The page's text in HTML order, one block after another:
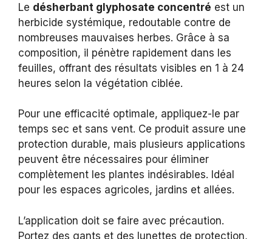
Le désherbant glyphosate concentré est un
herbicide systémique, redoutable contre de
nombreuses mauvaises herbes. Grâce à sa
composition, il pénètre rapidement dans les
feuilles, offrant des résultats visibles en 1 à 24
heures selon la végétation ciblée.
Pour une efficacité optimale, appliquez-le par
temps sec et sans vent. Ce produit assure une
protection durable, mais plusieurs applications
peuvent être nécessaires pour éliminer
complètement les plantes indésirables. Idéal
pour les espaces agricoles, jardins et allées.
L’application doit se faire avec précaution.
Portez des gants et des lunettes de protection,